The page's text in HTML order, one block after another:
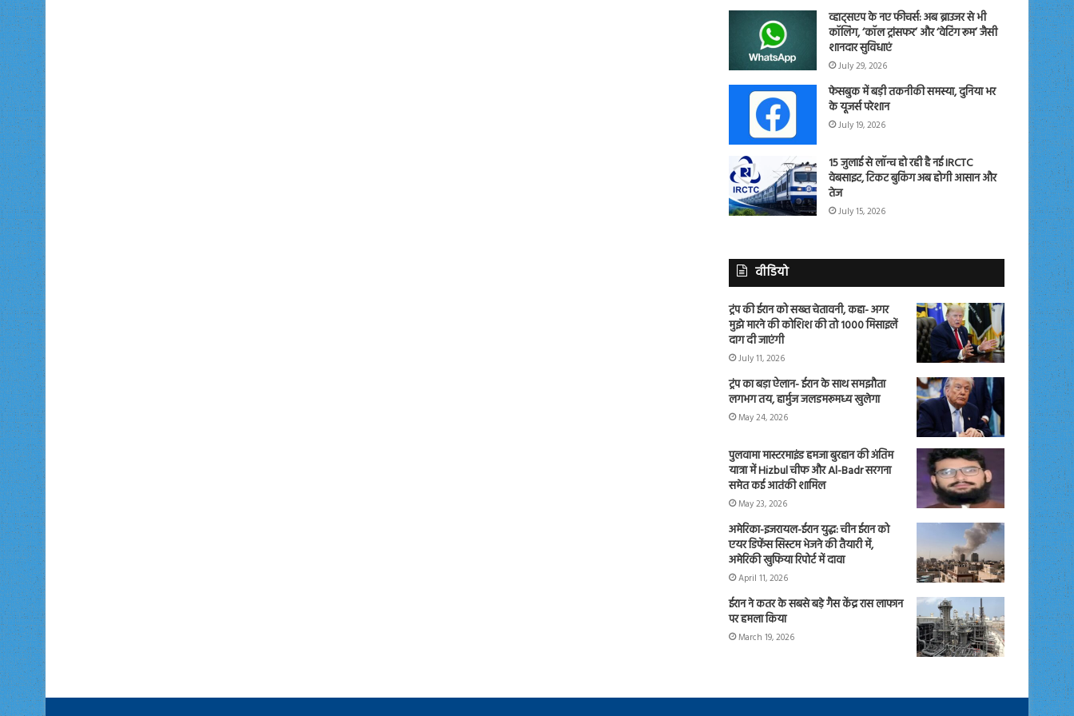
व्हाट्सएप के नए फीचर्स: अब ब्राउजर से भी
कॉलिंग, ‘कॉल ट्रांसफर’ और ‘वेटिंग रूम’ जैसी
शानदार सुविधाएं
July 29, 2026
फेसबुक में बड़ी तकनीकी समस्या, दुनिया भर
के यूजर्स परेशान
July 19, 2026
15 जुलाई से लॉन्च हो रही है नई IRCTC
वेबसाइट, टिकट बुकिंग अब होगी आसान और
तेज
July 15, 2026
वीडियो
ट्रंप की ईरान को सख्त चेतावनी, कहा- अगर
मुझे मारने की कोशिश की तो 1000 मिसाइलें
दाग दी जाएंगी
July 11, 2026
ट्रंप का बड़ा ऐलान- ईरान के साथ समझौता
लगभग तय, हार्मुज जलडमरूमध्य खुलेगा
May 24, 2026
पुलवामा मास्टरमाइंड हमजा बुरहान की अंतिम
यात्रा में Hizbul चीफ और Al-Badr सरगना
समेत कई आतंकी शामिल
May 23, 2026
अमेरिका-इजरायल-ईरान युद्ध: चीन ईरान को
एयर डिफेंस सिस्टम भेजने की तैयारी में,
अमेरिकी खुफिया रिपोर्ट में दावा
April 11, 2026
ईरान ने कतर के सबसे बड़े गैस केंद्र रास लाफान
पर हमला किया
March 19, 2026